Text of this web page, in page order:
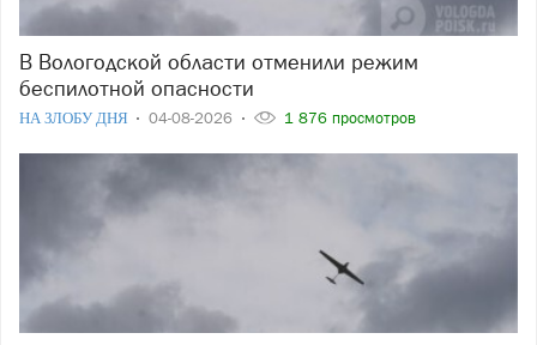
В Вологодской области отменили режим
беспилотной опасности
НА ЗЛОБУ ДНЯ 04-08-2026 1 876 просмотров